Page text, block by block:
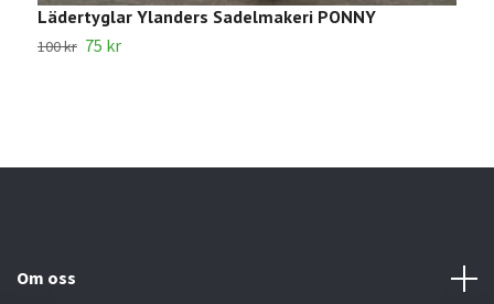
Lädertyglar Ylanders Sadelmakeri PONNY
100 kr 75 kr
Om oss